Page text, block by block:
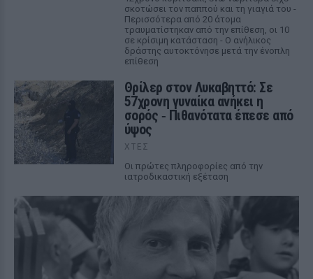
σκοτώσει τον παππού και τη γιαγιά του -
Περισσότερα από 20 άτομα
τραυματίστηκαν από την επίθεση, οι 10
σε κρίσιμη κατάσταση - Ο ανήλικος
δράστης αυτοκτόνησε μετά την ένοπλη
επίθεση
Θρίλερ στον Λυκαβηττό: Σε
57χρονη γυναίκα ανήκει η
σορός ‑ Πιθανότατα έπεσε από
ύψος
ΧΤΕΣ
Οι πρώτες πληροφορίες από την
ιατροδικαστική εξέταση